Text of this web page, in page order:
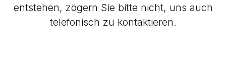
entstehen, zögern Sie bitte nicht, uns auch
telefonisch zu kontaktieren.